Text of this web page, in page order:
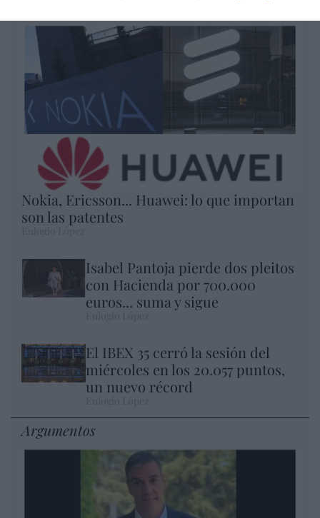
Nokia, Ericsson... Huawei: lo que importan
son las patentes
Isabel Pantoja pierde dos pleitos
con Hacienda por 700.000
euros... suma y sigue
El IBEX 35 cerró la sesión del
miércoles en los 20.057 puntos,
un nuevo récord
Argumentos